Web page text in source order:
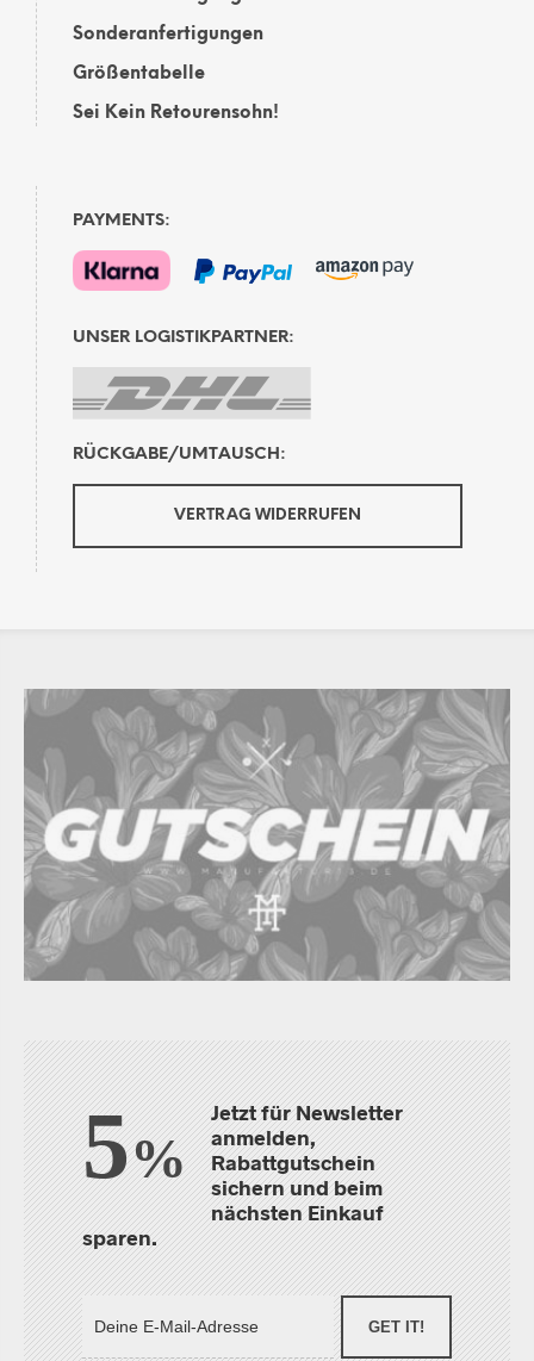
Sonderanfertigungen
Größentabelle
Sei Kein Retourensohn!
PAYMENTS:
UNSER LOGISTIKPARTNER:
RÜCKGABE/UMTAUSCH:
VERTRAG WIDERRUFEN
5%
Jetzt für Newsletter
anmelden,
Rabattgutschein
sichern und beim
nächsten Einkauf
sparen.
GET IT!